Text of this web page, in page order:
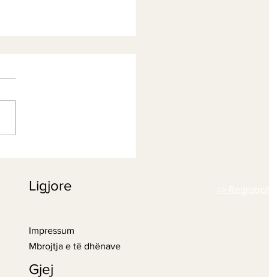
Ligjore
Impressum
Mbrojtja e të dhënave
Gjej